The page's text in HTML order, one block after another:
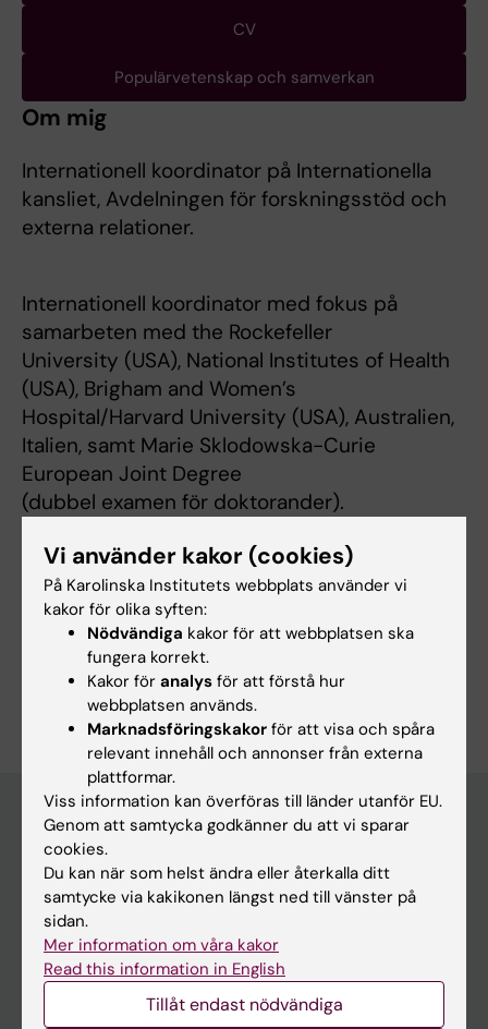
CV
Populärvetenskap och samverkan
Om mig
Internationell koordinator på Internationella
kansliet, Avdelningen för forskningsstöd och
externa relationer.
Internationell koordinator med fokus på
samarbeten med the Rockefeller
University (USA), National Institutes of Health
(USA), Brigham and Women’s
Hospital/Harvard University (USA), Australien,
Italien, samt Marie Sklodowska-Curie
European Joint Degree
(dubbel examen för doktorander).
Forskningsområden:
Cancer och onkologi
Cell- och molekylärbiologi
Är du Lise-Lotte Vedin?
Redigera din profil
Huvudmeny
Utbildning
Forskarutbildning
Forskning
Vi använder kakor (cookies)
På Karolinska Institutets webbplats använder vi
kakor för olika syften:
Nödvändiga kakor för att webbplatsen ska
fungera korrekt.
Kakor för analys för att förstå hur
webbplatsen används.
Marknadsföringskakor för att visa och spåra
relevant innehåll och annonser från externa
plattformar.
Viss information kan överföras till länder utanför EU.
Genom att samtycka godkänner du att vi sparar
cookies.
Du kan när som helst ändra eller återkalla ditt
samtycke via kakikonen längst ned till vänster på
sidan.
Mer information om våra kakor
Read this information in English
Tillåt endast nödvändiga